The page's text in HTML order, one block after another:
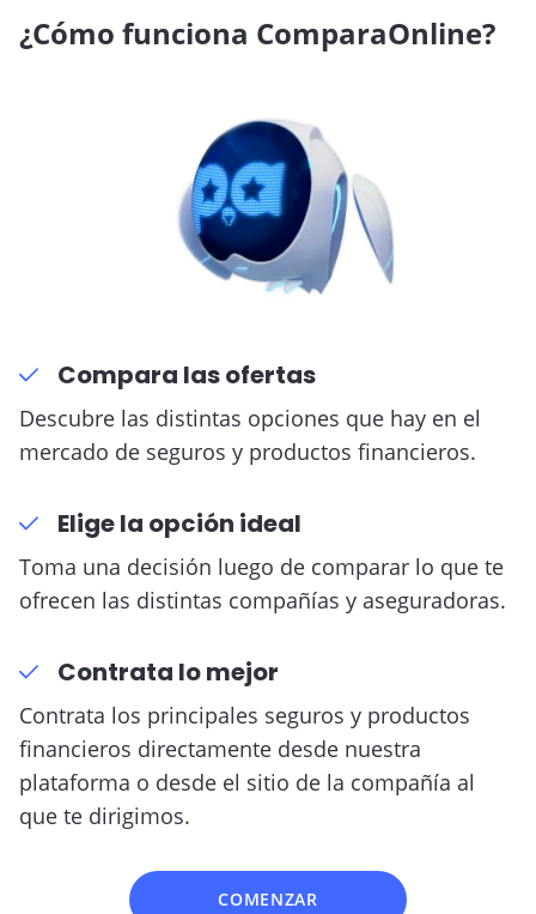
VER BLOG
Seguro de Vida
¿Cómo funciona ComparaOnline?
Compara las ofertas
Descubre las distintas opciones que hay en el
mercado de seguros y productos financieros.
Elige la opción ideal
Toma una decisión luego de comparar lo que te
ofrecen las distintas compañías y aseguradoras.
Contrata lo mejor
Contrata los principales seguros y productos
financieros directamente desde nuestra
plataforma o desde el sitio de la compañía al
que te dirigimos.
COMENZAR